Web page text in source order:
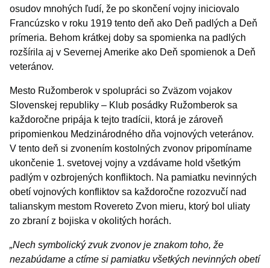
osudov mnohých ľudí, že po skončení vojny iniciovalo
Francúzsko v roku 1919 tento deň ako Deň padlých a Deň
prímeria. Behom krátkej doby sa spomienka na padlých
rozšírila aj v Severnej Amerike ako Deň spomienok a Deň
veteránov.
Mesto Ružomberok v spolupráci so Zväzom vojakov
Slovenskej republiky – Klub posádky Ružomberok sa
každoročne pripája k tejto tradícii, ktorá je zároveň
pripomienkou Medzinárodného dňa vojnových veteránov.
V tento deň si zvonením kostolných zvonov pripomíname
ukončenie 1. svetovej vojny a vzdávame hold všetkým
padlým v ozbrojených konfliktoch. Na pamiatku nevinných
obetí vojnových konfliktov sa každoročne rozozvučí nad
talianskym mestom Rovereto Zvon mieru, ktorý bol uliaty
zo zbraní z bojiska v okolitých horách.
„Nech symbolický zvuk zvonov je znakom toho, že
nezabúdame a ctíme si pamiatku všetkých nevinných obetí